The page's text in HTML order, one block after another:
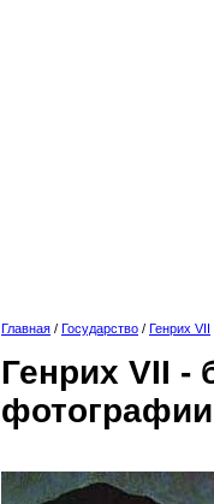
Главная / Государство / Генрих VII
Генрих VII -